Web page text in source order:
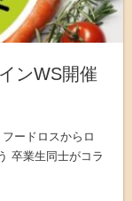
ンWS開催
ードロスからロ
卒業生同士がコラ